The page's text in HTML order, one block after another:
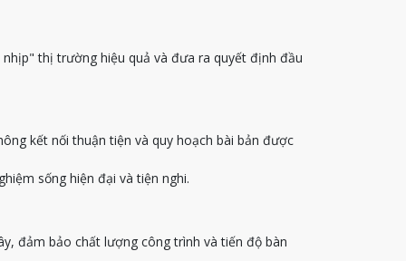
thị trường hiệu quả và đưa ra quyết định đầu
kết nối thuận tiện và quy hoạch bài bản được
sống hiện đại và tiện nghi.
đảm bảo chất lượng công trình và tiến độ bàn